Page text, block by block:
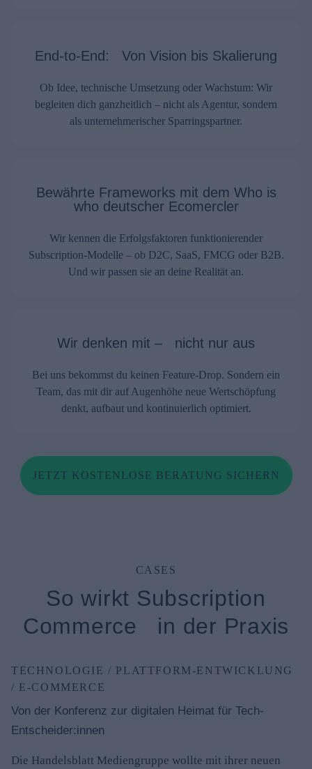
End-to-End: Von Vision bis Skalierung
Ob Idee, technische Umsetzung oder Wachstum: Wir
begleiten dich ganzheitlich – nicht als Agentur, sondern
als unternehmerischer Sparringspartner.
Bewährte Frameworks mit dem Who is
who deutscher Ecomercler
Wir kennen die Erfolgsfaktoren funktionierender
Subscription-Modelle – ob D2C, SaaS, FMCG oder B2B.
Und wir passen sie an deine Realität an.
Wir denken mit – nicht nur aus
Bei uns bekommst du keinen Feature-Drop. Sondern ein
Team, das mit dir auf Augenhöhe neue Wertschöpfung
denkt, aufbaut und kontinuierlich optimiert.
JETZT KOSTENLOSE BERATUNG SICHERN
CASES
So wirkt Subscription
Commerce in der Praxis
TECHNOLOGIE / PLATTFORM-ENTWICKLUNG
/ E-COMMERCE
Von der Konferenz zur digitalen Heimat für Tech-
Entscheider:innen
Die Handelsblatt Mediengruppe wollte mit ihrer neuen